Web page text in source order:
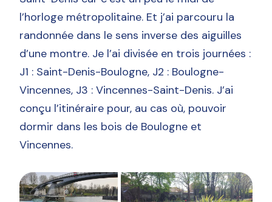
l’horloge métropolitaine. Et j’ai parcouru la
randonnée dans le sens inverse des aiguilles
d’une montre. Je l’ai divisée en trois journées :
J1 : Saint-Denis-Boulogne, J2 : Boulogne-
Vincennes, J3 : Vincennes-Saint-Denis. J’ai
conçu l’itinéraire pour, au cas où, pouvoir
dormir dans les bois de Boulogne et
Vincennes.